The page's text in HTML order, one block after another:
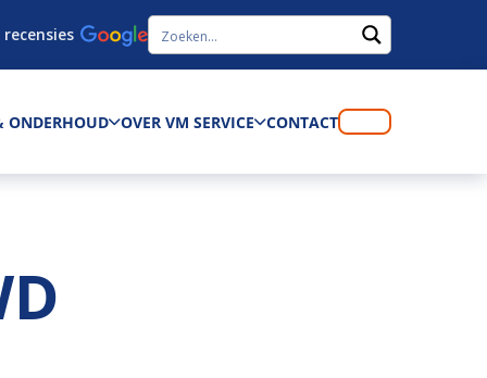
recensies
ONDERHOUD OVER VM SERVICE CONTACT